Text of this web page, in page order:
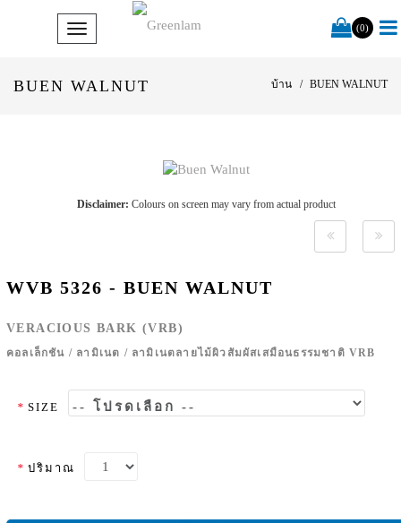
(0)
BUEN WALNUT บ้าน BUEN WALNUT
Disclaimer: Colours on screen may vary from actual product
WVB 5326 - BUEN WALNUT
VERACIOUS BARK (VRB)
คอลเล็กชัน / ลามิเนต / ลามิเนตลายไม้ผิวสัมผัสเสมือนธรรมชาติ VRB
* SIZE
* ปริมาณ